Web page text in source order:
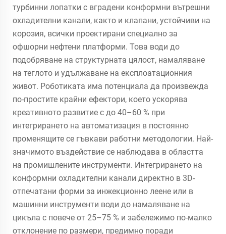
турбинни лопатки с вградени конформни вътрешни
охладителни канали, както и клапани, устойчиви на
корозия, всички проектирани специално за
офшорни нефтени платформи. Това води до
подобряване на структурната цялост, намаляване
на теглото и удължаване на експлоатационния
живот. Роботиката има потенциала да произвежда
по-простите крайни ефектори, което ускорява
креативното развитие с до 40–60 % при
интегрирането на автоматизация в постоянно
променящите се гъвкави работни методологии. Най-
значимото въздействие се наблюдава в областта
на промишлените инструменти. Интегрирането на
конформни охладителни канали директно в 3D-
отпечатани форми за инжекционно леене или в
машинни инструменти води до намаляване на
цикъла с повече от 25–75 % и забележимо по-малко
отклонение по размери, предимно поради